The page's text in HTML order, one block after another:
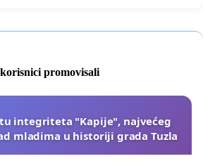
promovisali
integriteta "Kapije", najvećeg
mladima u historiji grada Tuzla